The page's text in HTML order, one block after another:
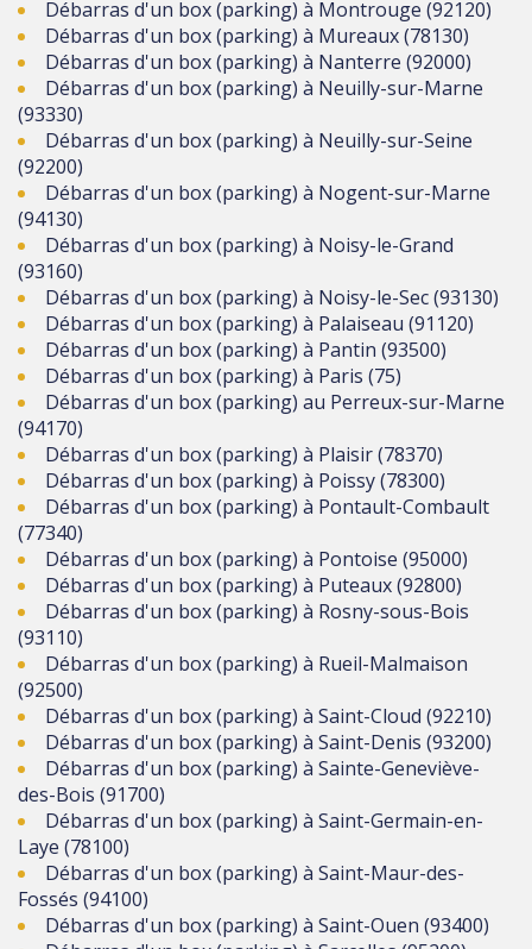
Débarras d'un box (parking) à Montrouge (92120)
Débarras d'un box (parking) à Mureaux (78130)
Débarras d'un box (parking) à Nanterre (92000)
Débarras d'un box (parking) à Neuilly-sur-Marne
(93330)
Débarras d'un box (parking) à Neuilly-sur-Seine
(92200)
Débarras d'un box (parking) à Nogent-sur-Marne
(94130)
Débarras d'un box (parking) à Noisy-le-Grand
(93160)
Débarras d'un box (parking) à Noisy-le-Sec (93130)
Débarras d'un box (parking) à Palaiseau (91120)
Débarras d'un box (parking) à Pantin (93500)
Débarras d'un box (parking) à Paris (75)
Débarras d'un box (parking) au Perreux-sur-Marne
(94170)
Débarras d'un box (parking) à Plaisir (78370)
Débarras d'un box (parking) à Poissy (78300)
Débarras d'un box (parking) à Pontault-Combault
(77340)
Débarras d'un box (parking) à Pontoise (95000)
Débarras d'un box (parking) à Puteaux (92800)
Débarras d'un box (parking) à Rosny-sous-Bois
(93110)
Débarras d'un box (parking) à Rueil-Malmaison
(92500)
Débarras d'un box (parking) à Saint-Cloud (92210)
Débarras d'un box (parking) à Saint-Denis (93200)
Débarras d'un box (parking) à Sainte-Geneviève-
des-Bois (91700)
Débarras d'un box (parking) à Saint-Germain-en-
Laye (78100)
Débarras d'un box (parking) à Saint-Maur-des-
Fossés (94100)
Débarras d'un box (parking) à Saint-Ouen (93400)